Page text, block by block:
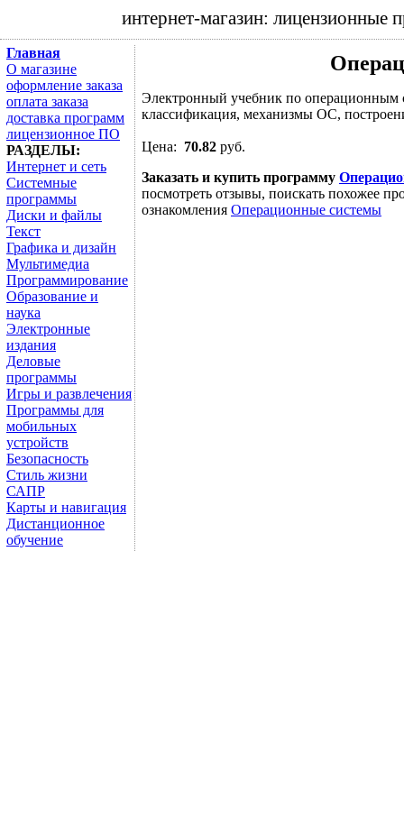
интернет-магазин:
Главная
О магазине
оформление заказа
оплата заказа
доставка программ
лицензионное ПО
РАЗДЕЛЫ:
Интернет и сеть
Системные
программы
Диски и файлы
Текст
Графика и дизайн
Мультимедиа
Программирование
Образование и
наука
Электронные
издания
Деловые
программы
Игры и развлечения
Программы для
мобильных
устройств
Безопасность
Стиль жизни
САПР
Карты и навигация
Дистанционное
обучение
Электронный учебник по операционным
классификация, механизмы ОС,
Цена: 70.82 руб.
Заказать и купить программу
посмотреть отзывы, поискать похожее
ознакомления Операционные системы